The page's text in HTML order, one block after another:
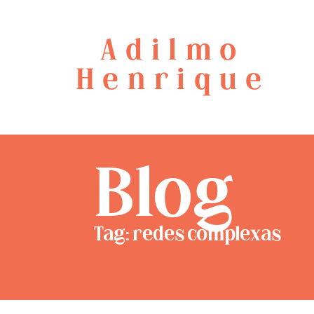
Adilmo
Henrique
Blog
Tag: redes complexas